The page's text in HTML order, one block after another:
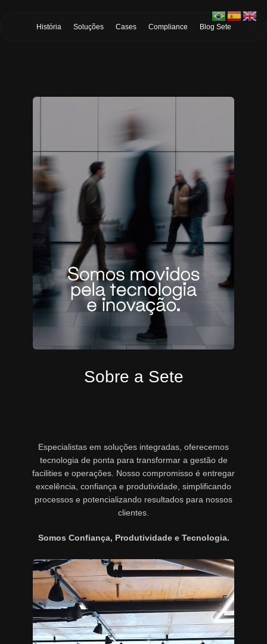
História Soluções Cases Compliance Blog Sete
Sobre a Sete
Especialistas em soluções integradas, oferecemos
tecnologia de ponta para transformar a gestão de
facilities e operações. Nosso compromisso é entregar
excelência, confiança e produtividade, simplificando
processos e potencializando resultados para nossos
clientes.
Somos Confiança, Produtividade e Tecnologia.